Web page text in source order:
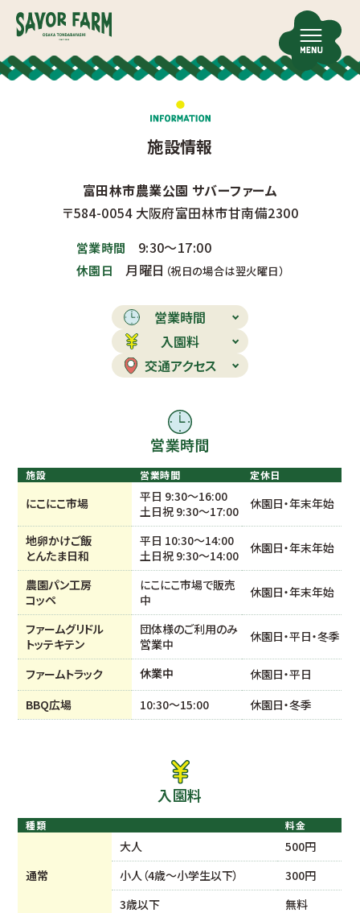
施設情報
富田林市農業公園 サバーファーム
〒584-0054 大阪府富田林市甘南備2300
営業時間 9:30〜17:00
休園日 月曜日 （祝日の場合は翌火曜日）
営業時間
入園料
交通アクセス
営業時間
施設 営業時間 定休日
にこにこ市場
平日 9:30〜16:00
土日祝 9:30〜17:00
休園日・年末年始
地卵かけご飯
とんたま日和
平日 10:30〜14:00
土日祝 9:30〜14:00
休園日・年末年始
農園パン工房
コッペ
にこにこ市場で販売
中
休園日・年末年始
ファームグリドル
トッテキテン
団体様のご利用のみ
営業中
休園日・平日・冬季
ファームトラック 休業中
休園日・平日
BBQ広場
10:30〜15:00 休園日・冬季
入園料
種類 料金
通常
大人
500円
小人（4歳～小学生以下）
300円
3歳以下
無料